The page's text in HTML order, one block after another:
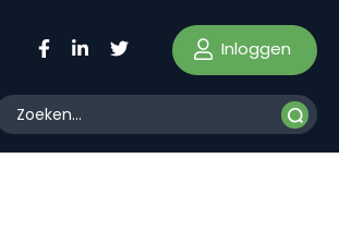
Inloggen